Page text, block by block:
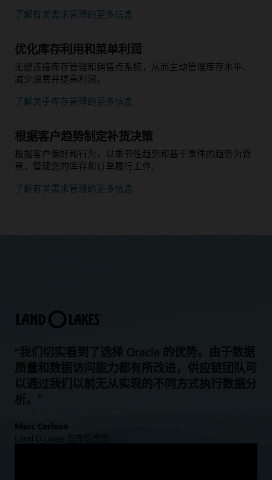
了解有关需求管理的更多信息
优化库存利用和菜单利润
无缝连接库存管理和销售点系统，从而主动管理库存水平、
减少浪费并提高利润。
了解关于库存管理的更多信息
根据客户趋势制定补货决策
根据客户偏好和行为，以季节性趋势和基于事件的趋势为背
景，管理您的库存和订单履行工作。
了解有关需求管理的更多信息
“我们切实看到了选择 Oracle 的优势。由于数据
质量和数据访问能力都有所改进，供应链团队可
以通过我们以前无从实现的不同方式执行数据分
析。”
Marc Carlson
Land O'Lakes 首席信息官